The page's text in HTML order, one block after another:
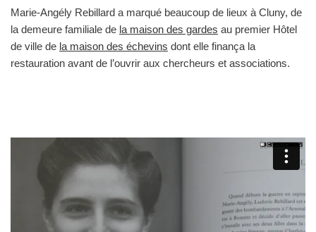
Marie-Angély Rebillard a marqué beaucoup de lieux à Cluny, de
la demeure familiale de la maison des gardes au premier Hôtel
de ville de la maison des échevins dont elle finança la
restauration avant de l’ouvrir aux chercheurs et associations.